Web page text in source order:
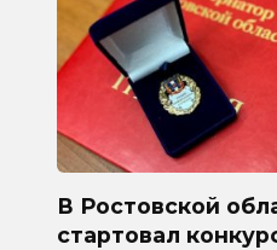
В Ростовской
стартовал